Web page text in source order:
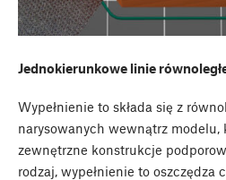
Jednokierunkowe linie
Wypełnienie to składa się z
narysowanych wewnątrz modelu,
zewnętrzne konstrukcje
rodzaj, wypełnienie to oszczędza